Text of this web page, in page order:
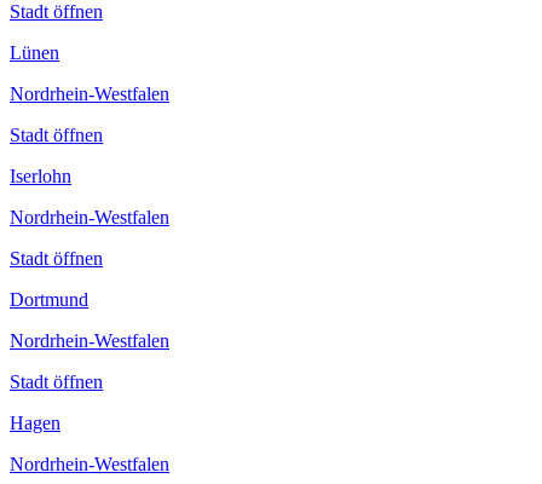
Stadt öffnen
Lünen
Nordrhein-Westfalen
Stadt öffnen
Iserlohn
Nordrhein-Westfalen
Stadt öffnen
Dortmund
Nordrhein-Westfalen
Stadt öffnen
Hagen
Nordrhein-Westfalen